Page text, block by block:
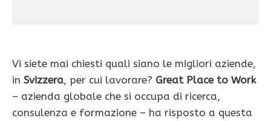
Vi siete mai chiesti quali siano le migliori aziende,
in Svizzera, per cui lavorare? Great Place to Work
– azienda globale che si occupa di ricerca,
consulenza e formazione – ha risposto a questa